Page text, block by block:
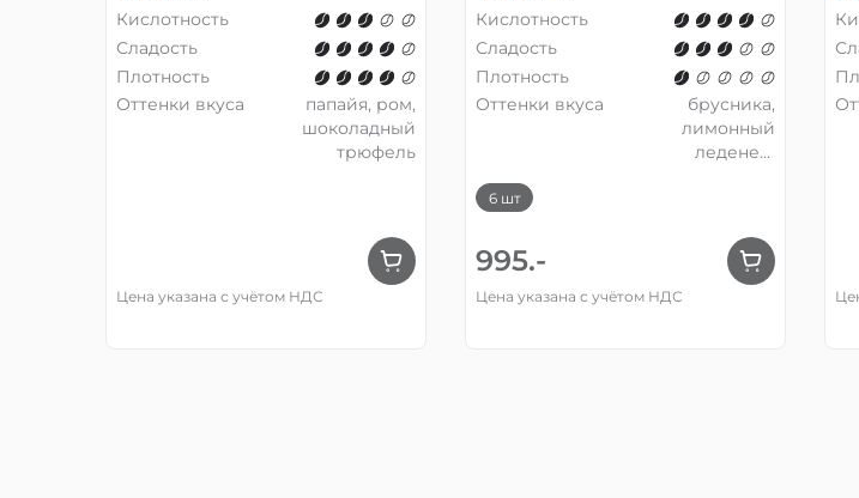
Кислотность
Сладость
Плотность
Оттенки вкуса
папайя, ром,
шоколадный
трюфель
Цена указана с учётом НДС
Кислотность
Сладость
Плотность
Оттенки вкуса
брусника,
лимонный
леденец,
6 шт
995.-
Цена указана с учётом НДС